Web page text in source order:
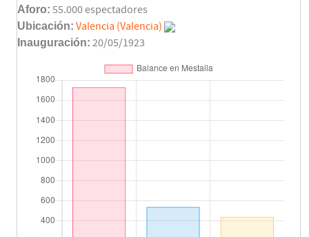
Aforo: 55.000 espectadores
Ubicación: Valencia (Valencia)
Inauguración: 20/05/1923